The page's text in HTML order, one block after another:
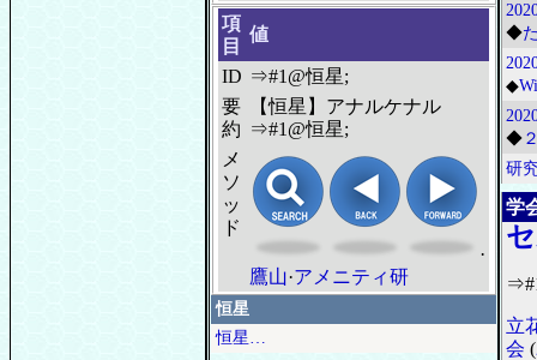
項
目
値
ID ⇒#1@恒星;
要
約
【恒星】アナルケナル
⇒#1@恒星;
メ
ソ
ッ
ド
·
鷹山·アメニティ研
恒星
恒星…
◆
◆
◆
研
学
立
会 (